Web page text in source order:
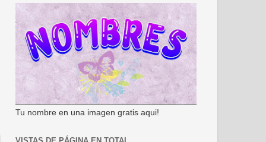
Tu nombre en una imagen gratis aqui!